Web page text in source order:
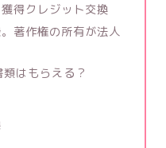
得クレジット交換
著作権の所有が法人
はもらえる？